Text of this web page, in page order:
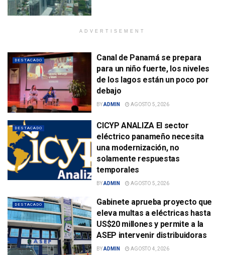
ADVERTISEMENT
DESTACADO
Canal de Panamá se prepara
para un niño fuerte, los niveles
de los lagos están un poco por
debajo
BYADMIN AGOSTO 5, 2026
DESTACADO
CICYP ANALIZA El sector
eléctrico panameño necesita
una modernización, no
solamente respuestas
temporales
BYADMIN AGOSTO 5, 2026
DESTACADO
Gabinete aprueba proyecto que
eleva multas a eléctricas hasta
US$20 millones y permite a la
ASEP intervenir distribuidoras
BYADMIN AGOSTO 4, 2026